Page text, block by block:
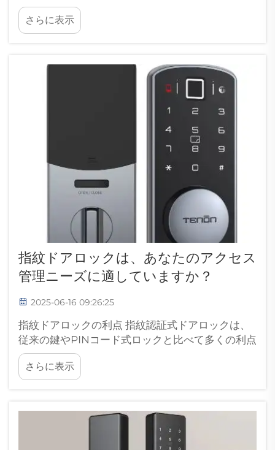
す。広範囲に及ぶセキュリティ機能と頑丈な構造
を備えたこの自動ドアロックは、カフェ、公共ト
イレ、店舗、オフィスなどに最適です...
さらに表示
指紋ドアロックは、あなたのアクセス
管理ニーズに適していますか？
2025-06-16 09:26:25
指紋ドアロックの利点 指紋認証式ドアロックは、
従来の鍵やPINコード式ロックと比べて多くの利点
があります。最も大きな利点はセキュリティで
す。あなたの指紋はあなたにしかなく、非常に異
なる...
さらに表示